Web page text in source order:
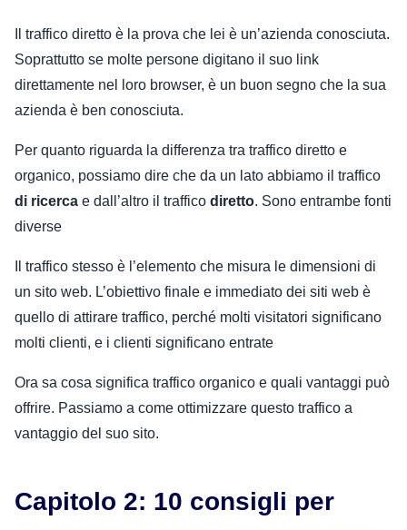
Il traffico diretto è la prova che lei è un’azienda conosciuta.
Soprattutto se molte persone digitano il suo link
direttamente nel loro browser, è un buon segno che la sua
azienda è ben conosciuta.
Per quanto riguarda la differenza tra traffico diretto e
organico, possiamo dire che da un lato abbiamo il traffico
di ricerca e dall’altro il traffico diretto. Sono entrambe fonti
diverse
Il traffico stesso è l’elemento che misura le dimensioni di
un sito web. L’obiettivo finale e immediato dei siti web è
quello di attirare traffico, perché molti visitatori significano
molti clienti, e i clienti significano entrate
Ora sa cosa significa traffico organico e quali vantaggi può
offrire. Passiamo a come ottimizzare questo traffico a
vantaggio del suo sito.
Capitolo 2: 10 consigli per